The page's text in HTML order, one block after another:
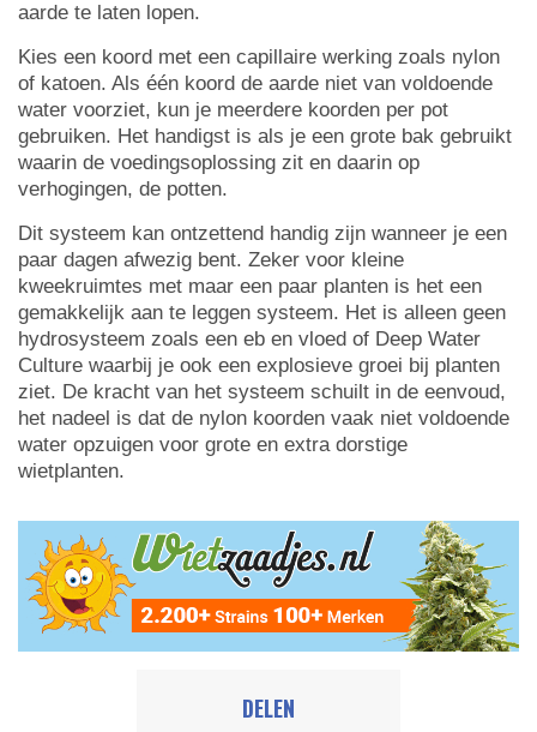
aarde te laten lopen.
Kies een koord met een capillaire werking zoals nylon
of katoen. Als één koord de aarde niet van voldoende
water voorziet, kun je meerdere koorden per pot
gebruiken. Het handigst is als je een grote bak gebruikt
waarin de voedingsoplossing zit en daarin op
verhogingen, de potten.
Dit systeem kan ontzettend handig zijn wanneer je een
paar dagen afwezig bent. Zeker voor kleine
kweekruimtes met maar een paar planten is het een
gemakkelijk aan te leggen systeem. Het is alleen geen
hydrosysteem zoals een eb en vloed of Deep Water
Culture waarbij je ook een explosieve groei bij planten
ziet. De kracht van het systeem schuilt in de eenvoud,
het nadeel is dat de nylon koorden vaak niet voldoende
water opzuigen voor grote en extra dorstige
wietplanten.
DELEN